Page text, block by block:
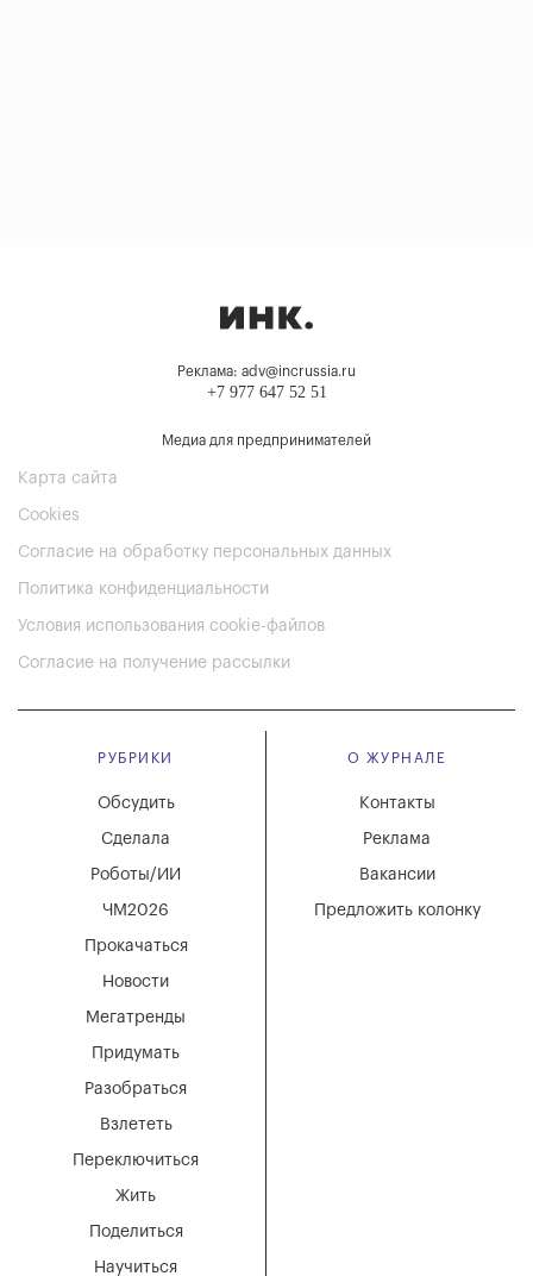
Реклама: adv@incrussia.ru
+7 977 647 52 51
Медиа для предпринимателей
Карта сайта
Cookies
Согласие на обработку персональных данных
Политика конфиденциальности
Условия использования cookie-файлов
Согласие на получение рассылки
РУБРИКИ
Мегатренды
Придумать
Разобраться
Взлететь
Новости
Переключиться
Жить
Поделиться
Научиться
Обсудить
Сделала
Роботы/ИИ
ЧМ2026
Прокачаться
О ЖУРНАЛЕ
Вакансии
Реклама
Контакты
Предложить колонку